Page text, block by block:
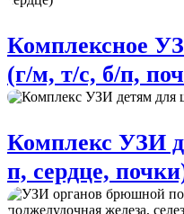
Комплексное
(г/м, т/с, б/п,
Комплекс УЗИ
п, сердце,